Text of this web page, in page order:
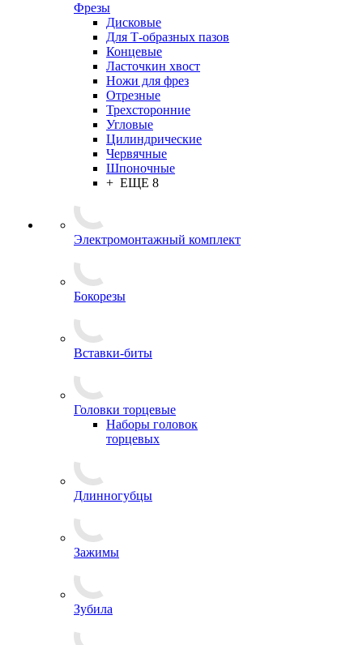
Фрезы
Дисковые
Для Т-образных пазов
Концевые
Ласточкин хвост
Ножи для фрез
Отрезные
Трехсторонние
Угловые
Цилиндрические
Червячные
Шпоночные
+ ЕЩЕ 8
Электромонтажный комплект
Бокорезы
Вставки-биты
Головки торцевые
Наборы головок
торцевых
Длинногубцы
Зажимы
Зубила